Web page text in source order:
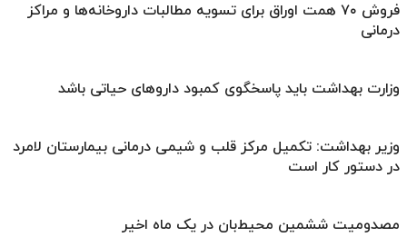
فروش ۷۰ همت اوراق برای تسویه مطالبات داروخانه‌ها و مراکز
درمانی
وزارت بهداشت باید پاسخگوی کمبود داروهای حیاتی باشد
وزیر بهداشت: تکمیل مرکز قلب و شیمی درمانی بیمارستان لامرد
در دستور کار است
مصدومیت ششمین محیط‌بان در یک ماه اخیر